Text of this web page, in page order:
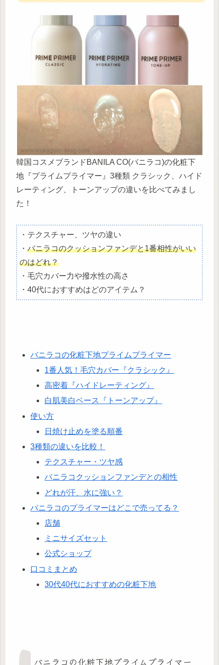
韓国コスメブランドBANILA CO(バニラコ)の化粧下
地『プライムプライマー』3種類 クラシック、ハイド
レーティング、トーンアップの違いを比べてみまし
た！
・テクスチャー、ツヤの違い
・ バニラコのクッションファンデと1番相性がいい
のはどれ？
・毛穴カバー力や撥水性の高さ
・40代におすすめはどのアイテム？
バニラコの化粧下地プライムプライマー
1番人気！毛穴カバー『クラシック』
高密着『ハイドレーティング』
白肌美白ベース『トーンアップ』
使い方
日焼け止めを塗る順番
3種類の違いを比較！
テクスチャー・ツヤ感
バニラコクッションファンデとの相性
どれが汗、水に強い？
バニラコのプライマーはどこで売ってる？
店舗
ミニサイズセット
公式ショップ
口コミまとめ
30代40代におすすめの化粧下地
バニラコの化粧下地プライムプライマー